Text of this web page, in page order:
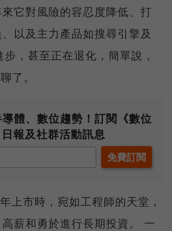
它對風險的容忍度降低、打
以及主力產品如搜尋引擎及
，甚至正在退化，簡單說，
了。
體、數位趨勢！訂閱《數位
報及社群活動訊息
上市時，宛如工程師的天堂，
薪和勇於進行長期投資。 一